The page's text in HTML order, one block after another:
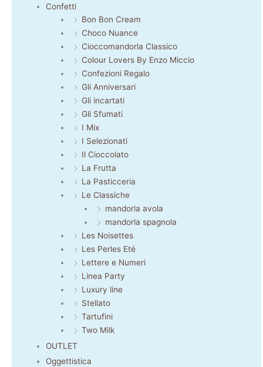
Confetti
Bon Bon Cream
Choco Nuance
Cioccomandorla Classico
Colour Lovers By Enzo Miccio
Confezioni Regalo
Gli Anniversari
Gli incartati
Gli Sfumati
I Mix
I Selezionati
Il Cioccolato
La Frutta
La Pasticceria
Le Classiche
mandorla avola
mandorla spagnola
Les Noisettes
Les Perles Eté
Lettere e Numeri
Linea Party
Luxury line
Stellato
Tartufini
Two Milk
OUTLET
Oggettistica